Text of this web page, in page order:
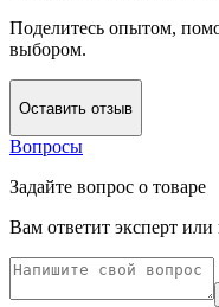
Поделитесь опытом,
выбором.
Оставить отзыв
Вопросы
Задайте вопрос о товаре
Вам ответит эксперт или